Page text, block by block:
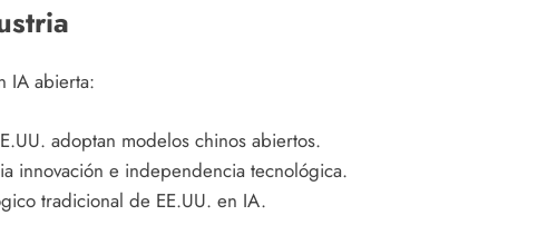
IA abierta:
adoptan modelos chinos abiertos.
innovación e independencia tecnológica.
tradicional de EE.UU. en IA.